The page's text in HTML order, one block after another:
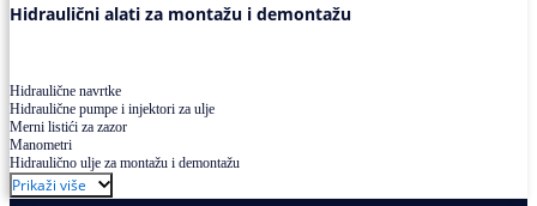
Hidraulični alati za montažu i demontažu
Hidraulične navrtke
Hidraulične pumpe i injektori za ulje
Merni listići za zazor
Manometri
Hidraulično ulje za montažu i demontažu
Prikaži više